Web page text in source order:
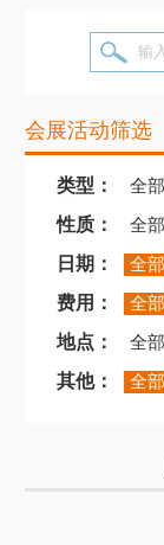
输
会展活动筛选
类型： 全部
性质：
全部
日期：
全部
费用：
全部
地点：
全部
其他：
全部